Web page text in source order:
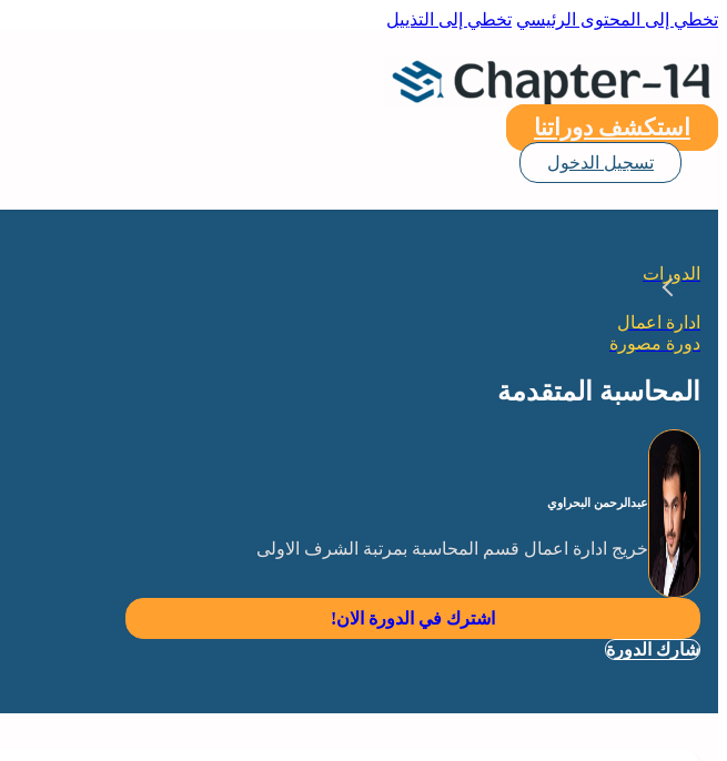
تخطي إلى المحتوى الرئيسي تخطي إلى التذييل
استكشف دوراتنا
تسجيل الدخول
الدورات
ادارة اعمال
دورة مصورة
المحاسبة المتقدمة
عبدالرحمن البحراوي
خريج ادارة اعمال قسم المحاسبة بمرتبة الشرف الاولى
اشترك في الدورة الان!
شارك الدورة